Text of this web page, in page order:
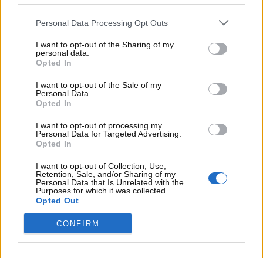
Personal Data Processing Opt Outs
I want to opt-out of the Sharing of my
personal data.
Opted In
I want to opt-out of the Sale of my
Personal Data.
Opted In
I want to opt-out of processing my
Personal Data for Targeted Advertising.
Opted In
I want to opt-out of Collection, Use,
Retention, Sale, and/or Sharing of my
Personal Data that Is Unrelated with the
Purposes for which it was collected.
Opted Out
CONFIRM
Visualizza questo post su Instagram